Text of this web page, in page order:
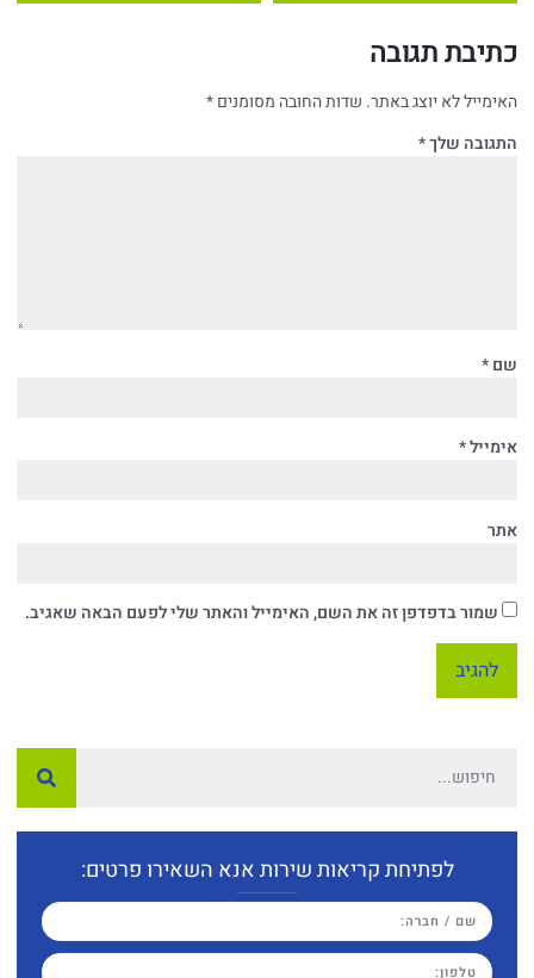
כתיבת תגובה
האימייל לא יוצג באתר. שדות החובה מסומנים*
התגובה שלך*
שם*
אימייל*
אתר
שמור בדפדפן זה את השם, האימייל והאתר שלי לפעם הבאה שאגיב.
לפתיחת קריאות שירות אנא השאירו פרטים: